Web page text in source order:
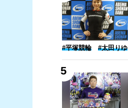
#平塚競輪 #太田りゆ